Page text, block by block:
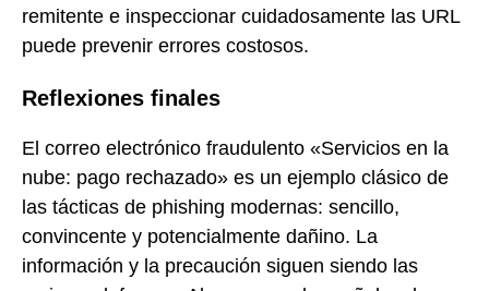
remitente e inspeccionar cuidadosamente las URL
puede prevenir errores costosos.
Reflexiones finales
El correo electrónico fraudulento «Servicios en la
nube: pago rechazado» es un ejemplo clásico de
las tácticas de phishing modernas: sencillo,
convincente y potencialmente dañino. La
información y la precaución siguen siendo las